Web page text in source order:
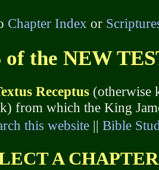
Chapter Index or
the NEW
Receptus(otherwise
from which the King
this website ||Bible
A CHAPTER